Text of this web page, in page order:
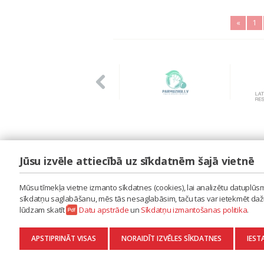
« 1
LAIPA
ES RADU MŪZIKU
AKTUALITĀTES
KONTAKTI
SĪKDATŅU IZMANTOŠANAS POLITIKA
DATU APSTRĀDE
Jūsu izvēle attiecībā uz sīkdatnēm šajā vietnē
Mūsu tīmekļa vietne izmanto sīkdatnes (cookies), lai analizētu
sīkdatņu saglabāšanu, mēs tās nesaglabāsim, taču tas var ietekmēt
lūdzam skatīt
Datu apstrādeun Sīkdatņu izmantošanas politika.
APSTIPRINĀT VISAS NORAIDĪT IZVĒLES SĪKDATNES